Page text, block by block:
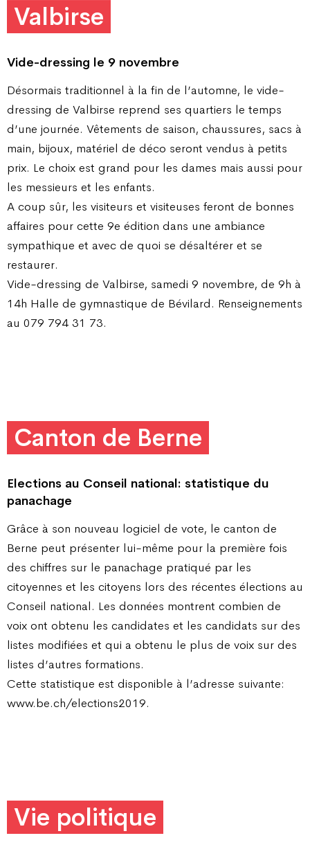
Valbirse
Vide-dressing le 9 novembre
Désormais traditionnel à la fin de l’automne, le vide-
dressing de Valbirse reprend ses quartiers le temps
d’une journée. Vêtements de saison, chaussures, sacs à
main, bijoux, matériel de déco seront vendus à petits
prix. Le choix est grand pour les dames mais aussi pour
les messieurs et les enfants.
A coup sûr, les visiteurs et visiteuses feront de bonnes
affaires pour cette 9e édition dans une ambiance
sympathique et avec de quoi se désaltérer et se
restaurer.
Vide-dressing de Valbirse, samedi 9 novembre, de 9h à
14h Halle de gymnastique de Bévilard. Renseignements
au 079 794 31 73.
Canton de Berne
Elections au Conseil national: statistique du
panachage
Grâce à son nouveau logiciel de vote, le canton de
Berne peut présenter lui-même pour la première fois
des chiffres sur le panachage pratiqué par les
citoyennes et les citoyens lors des récentes élections au
Conseil national. Les données montrent combien de
voix ont obtenu les candidates et les candidats sur des
listes modifiées et qui a obtenu le plus de voix sur des
listes d’autres formations.
Cette statistique est disponible à l’adresse suivante:
www.be.ch/elections2019.
Vie politique